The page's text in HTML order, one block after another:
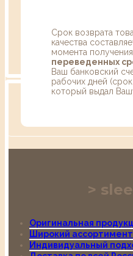
Срок возврата
качества
момента получения
переведенных
Ваш банковский
рабочих дней (срок
который выдал
Оригинальная
Широкий ассортимент
Индивидуальный